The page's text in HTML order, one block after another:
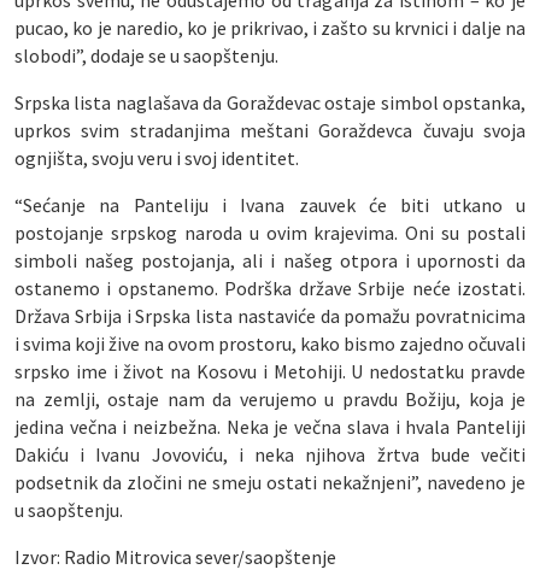
pucao, ko je naredio, ko je prikrivao, i zašto su krvnici i dalje na
slobodi”, dodaje se u saopštenju.
Srpska lista naglašava da Goraždevac ostaje simbol opstanka,
uprkos svim stradanjima meštani Goraždevca čuvaju svoja
ognjišta, svoju veru i svoj identitet.
“Sećanje na Panteliju i Ivana zauvek će biti utkano u
postojanje srpskog naroda u ovim krajevima. Oni su postali
simboli našeg postojanja, ali i našeg otpora i upornosti da
ostanemo i opstanemo. Podrška države Srbije neće izostati.
Država Srbija i Srpska lista nastaviće da pomažu povratnicima
i svima koji žive na ovom prostoru, kako bismo zajedno očuvali
srpsko ime i život na Kosovu i Metohiji. U nedostatku pravde
na zemlji, ostaje nam da verujemo u pravdu Božiju, koja je
jedina večna i neizbežna. Neka je večna slava i hvala Panteliji
Dakiću i Ivanu Jovoviću, i neka njihova žrtva bude večiti
podsetnik da zločini ne smeju ostati nekažnjeni”, navedeno je
u saopštenju.
Izvor: Radio Mitrovica sever/saopštenje